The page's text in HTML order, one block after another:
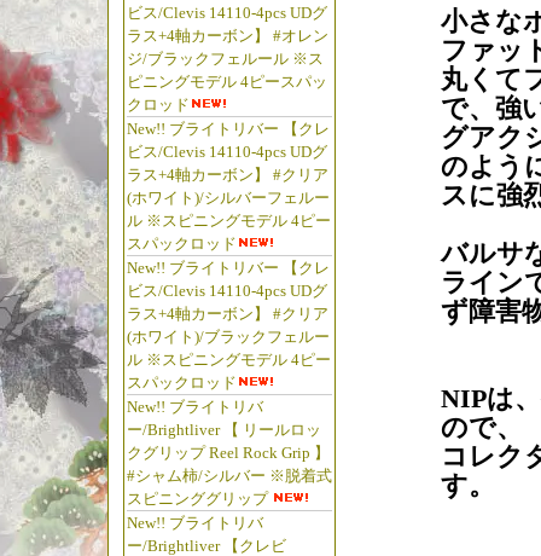
ビス/Clevis 14110-4pcs UDグ
ラス+4軸カーボン】 #オレン
ジ/ブラックフェルール ※ス
ピニングモデル 4ピースパッ
クロッド
New!! ブライトリバー 【クレ
ビス/Clevis 14110-4pcs UDグ
ラス+4軸カーボン】 #クリア
(ホワイト)/シルバーフェルー
ル ※スピニングモデル 4ピー
スパックロッド
New!! ブライトリバー 【クレ
ビス/Clevis 14110-4pcs UDグ
ラス+4軸カーボン】 #クリア
(ホワイト)/ブラックフェルー
ル ※スピニングモデル 4ピー
スパックロッド
New!! ブライトリバ
ー/Brightliver 【 リールロッ
クグリップ Reel Rock Grip 】
#シャム柿/シルバー ※脱着式
スピニンググリップ
New!! ブライトリバ
ー/Brightliver 【クレビ
小さな
ファッ
丸くて
で、強
グアク
のよう
スに強
バルサ
ライン
ず障害
NIPは
ので、
コレク
す。